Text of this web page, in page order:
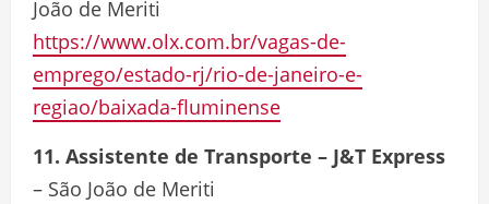
João de Meriti
https://www.olx.com.br/vagas-de-
emprego/estado-rj/rio-de-janeiro-e-
regiao/baixada-fluminense
11. Assistente de Transporte – J&T Express
– São João de Meriti